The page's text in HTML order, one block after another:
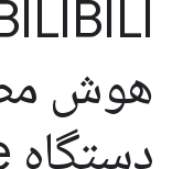
هوش
دستگاه Media